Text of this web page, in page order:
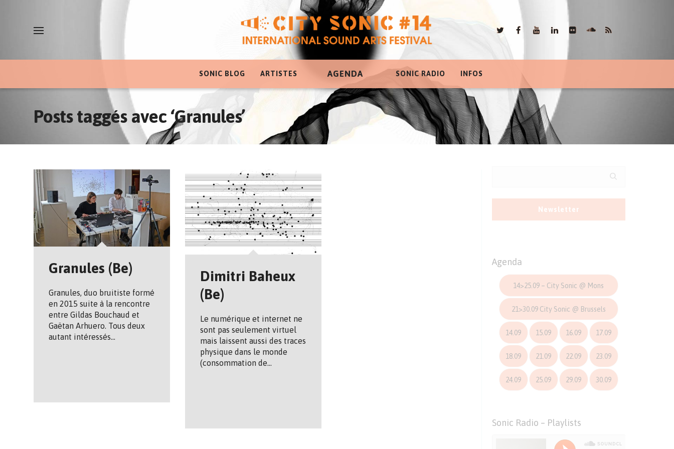
SONIC BLOG ARTISTES AGENDA SONIC RADIO INFOS
Posts taggés avec ‘Granules’
Granules (Be)
Granules, duo bruitiste formé
en 2015 suite à la rencontre
entre Gildas Bouchaud et
Gaëtan Arhuero. Tous deux
autant intéressés…
Dimitri Baheux
(Be)
Le numérique et internet ne
sont pas seulement virtuel
mais laissent aussi des traces
physique dans le monde
(consommation de…
Newsletter
Agenda
14>25.09 – City Sonic @ Mons
21>30.09 City Sonic @ Brussels
14.09 15.09 16.09 17.09
18.09 21.09 22.09 23.09
24.09 25.09 29.09 30.09
Sonic Radio – Playlists